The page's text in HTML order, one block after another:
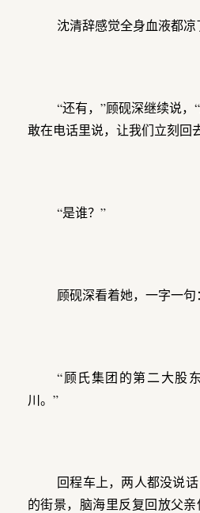
沈清辞感觉全身血液都凉
“还有，”顾砚深继续说
敢在电话里说，让我们立刻回
“是谁？”
顾砚深看着她，一字一句：
“顾氏集团的第二大股
川。”
回程车上，两人都没说
的街景，脑海里反复回放父